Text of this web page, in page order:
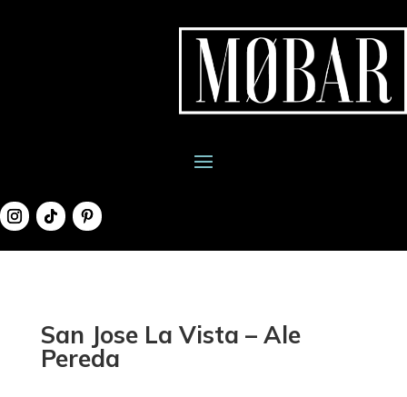
San Jose La Vista – Ale
Pereda